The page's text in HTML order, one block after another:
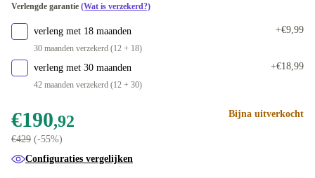
Verlengde garantie (Wat is verzekerd?)
verleng met 18 maanden
30 maanden verzekerd (12 + 18)
+€9,99
verleng met 30 maanden
42 maanden verzekerd (12 + 30)
+€18,99
€190,92
€429 (-55%)
Bijna uitverkocht
Configuraties vergelijken